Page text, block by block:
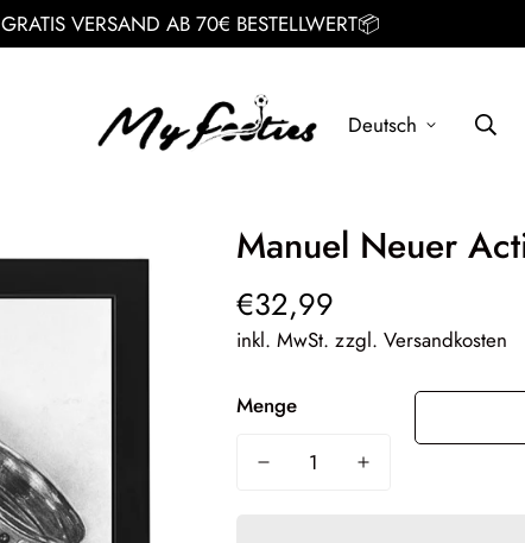
GRATIS VERSAND AB 70€ BESTELLWERT📦
Deutsch
Manuel Neuer
Regulärer
Preis
€32,99
inkl. MwSt. zzgl. Versandkosten
Menge